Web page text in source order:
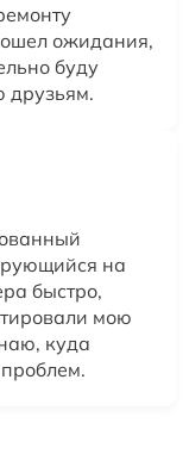
ожидания,
буду
друзьям.
на
быстро,
мою
куда